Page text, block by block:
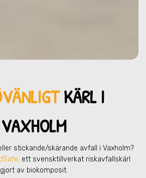
KÄRL I
VAXHOLM
stickande/skärande avfall i Vaxholm?
ett svensktillverkat riskavfallskärl
gjort av biokomposit.